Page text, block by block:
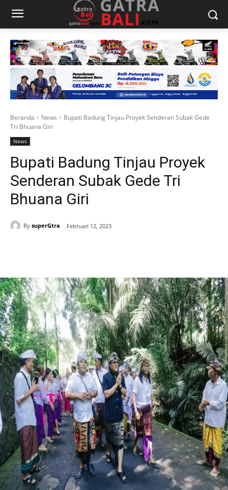
Beranda News
Bupati Badung Tinjau Proyek Senderan Subak Gede
Tri Bhuana Giri
News
Bupati Badung Tinjau Proyek
Senderan Subak Gede Tri
Bhuana Giri
By superGtra Februari 12, 2023